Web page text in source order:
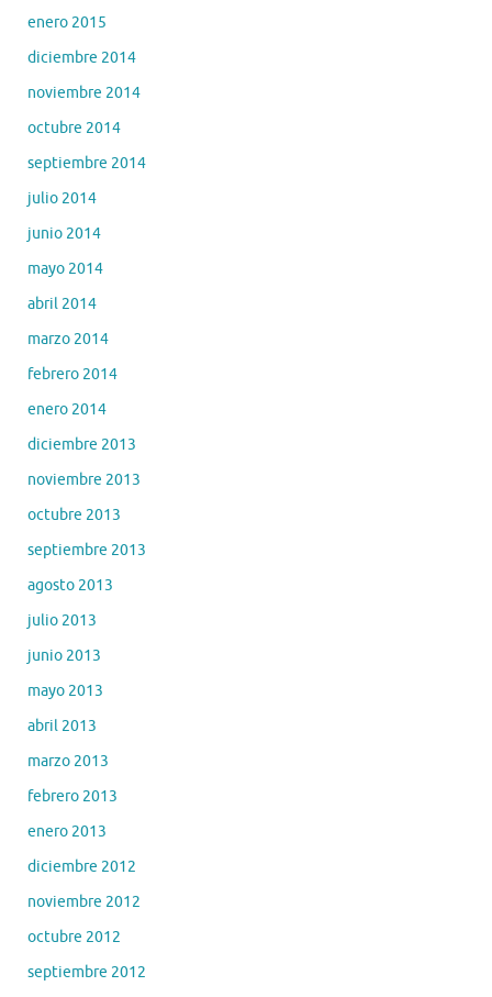
enero 2015
diciembre 2014
noviembre 2014
octubre 2014
septiembre 2014
julio 2014
junio 2014
mayo 2014
abril 2014
marzo 2014
febrero 2014
enero 2014
diciembre 2013
noviembre 2013
octubre 2013
septiembre 2013
agosto 2013
julio 2013
junio 2013
mayo 2013
abril 2013
marzo 2013
febrero 2013
enero 2013
diciembre 2012
noviembre 2012
octubre 2012
septiembre 2012